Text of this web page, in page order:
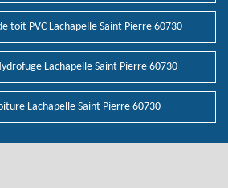
toit PVC Lachapelle Saint Pierre 60730
Lachapelle Saint Pierre 60730
Lachapelle Saint Pierre 60730